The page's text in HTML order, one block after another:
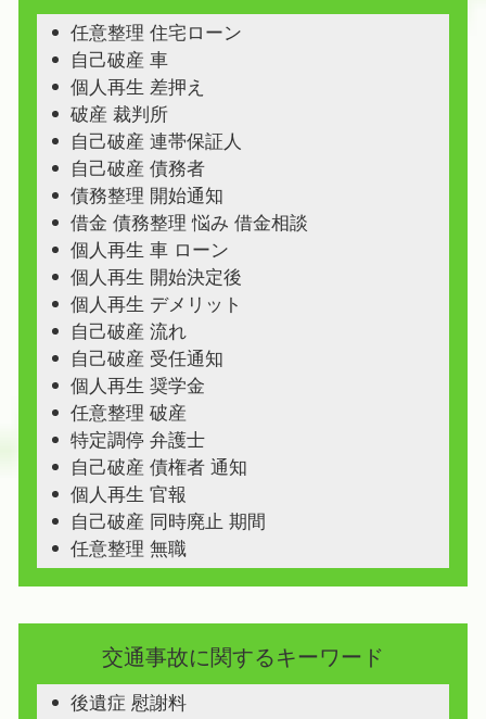
任意整理 住宅ローン
自己破産 車
個人再生 差押え
破産 裁判所
自己破産 連帯保証人
自己破産 債務者
債務整理 開始通知
借金 債務整理 悩み 借金相談
個人再生 車 ローン
個人再生 開始決定後
個人再生 デメリット
自己破産 流れ
自己破産 受任通知
個人再生 奨学金
任意整理 破産
特定調停 弁護士
自己破産 債権者 通知
個人再生 官報
自己破産 同時廃止 期間
任意整理 無職
交通事故に関するキーワード
後遺症 慰謝料